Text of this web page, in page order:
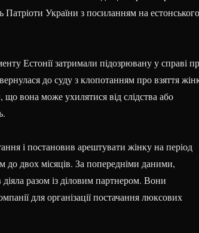
України з посиланням на естонського
Естонії затримали підозрювану у справі
до суду з клопотанням про взяття
що вона може ухилятися від слідства або
і постановив арештувати жінку на період
до двох місяців. За попередніми даними,
разом із діловим партнером. Вони
для організації постачання люксових